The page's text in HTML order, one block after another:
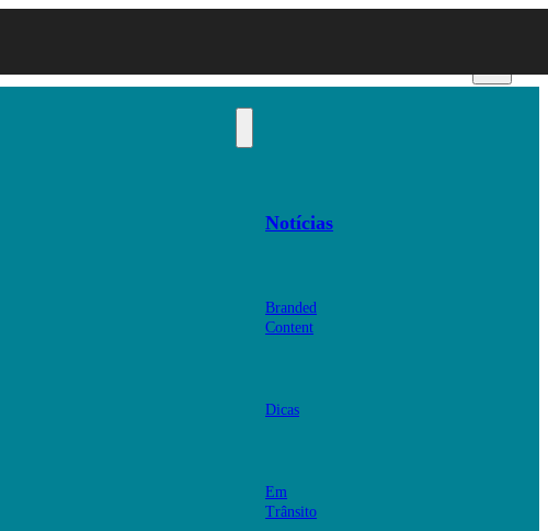
Notícias
Branded
Content
Dicas
Em
Trânsito